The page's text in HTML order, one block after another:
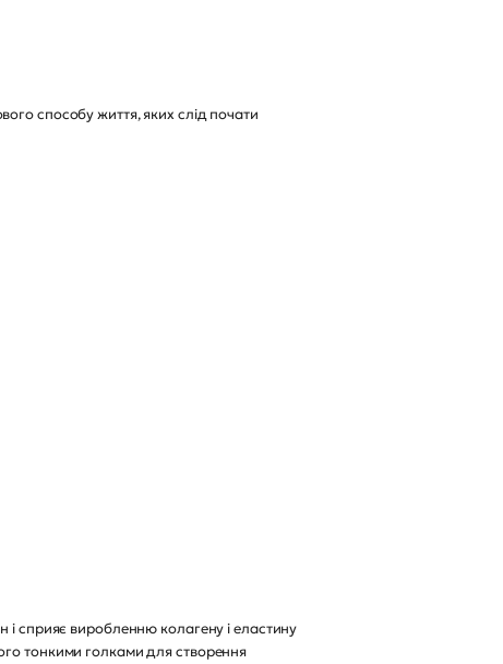
способу життя, яких слід почати
і сприяє виробленню колагену і еластину
тонкими голками для створення